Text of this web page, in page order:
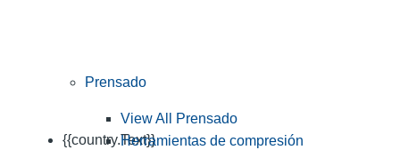
{{country.Text}}
Prensado
View All Prensado
Herramientas de compresión